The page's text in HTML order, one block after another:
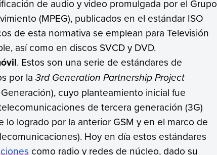
de audio y video promulgada por el Grupo
(MPEG), publicados en el estándar ISO
de esta normativa se emplean para Televisión
así como en discos SVCD y DVD.
. Estos son una serie de estándares de
por la3rd Generation Partnership Project
cuyo planteamiento inicial fue
de tercera generación (3G)
lo logrado por la anterior GSM y en el marco de
Hoy en día estos estándares
como radio y redes de núcleo, dado su